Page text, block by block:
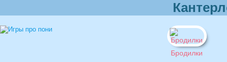
Бродилки